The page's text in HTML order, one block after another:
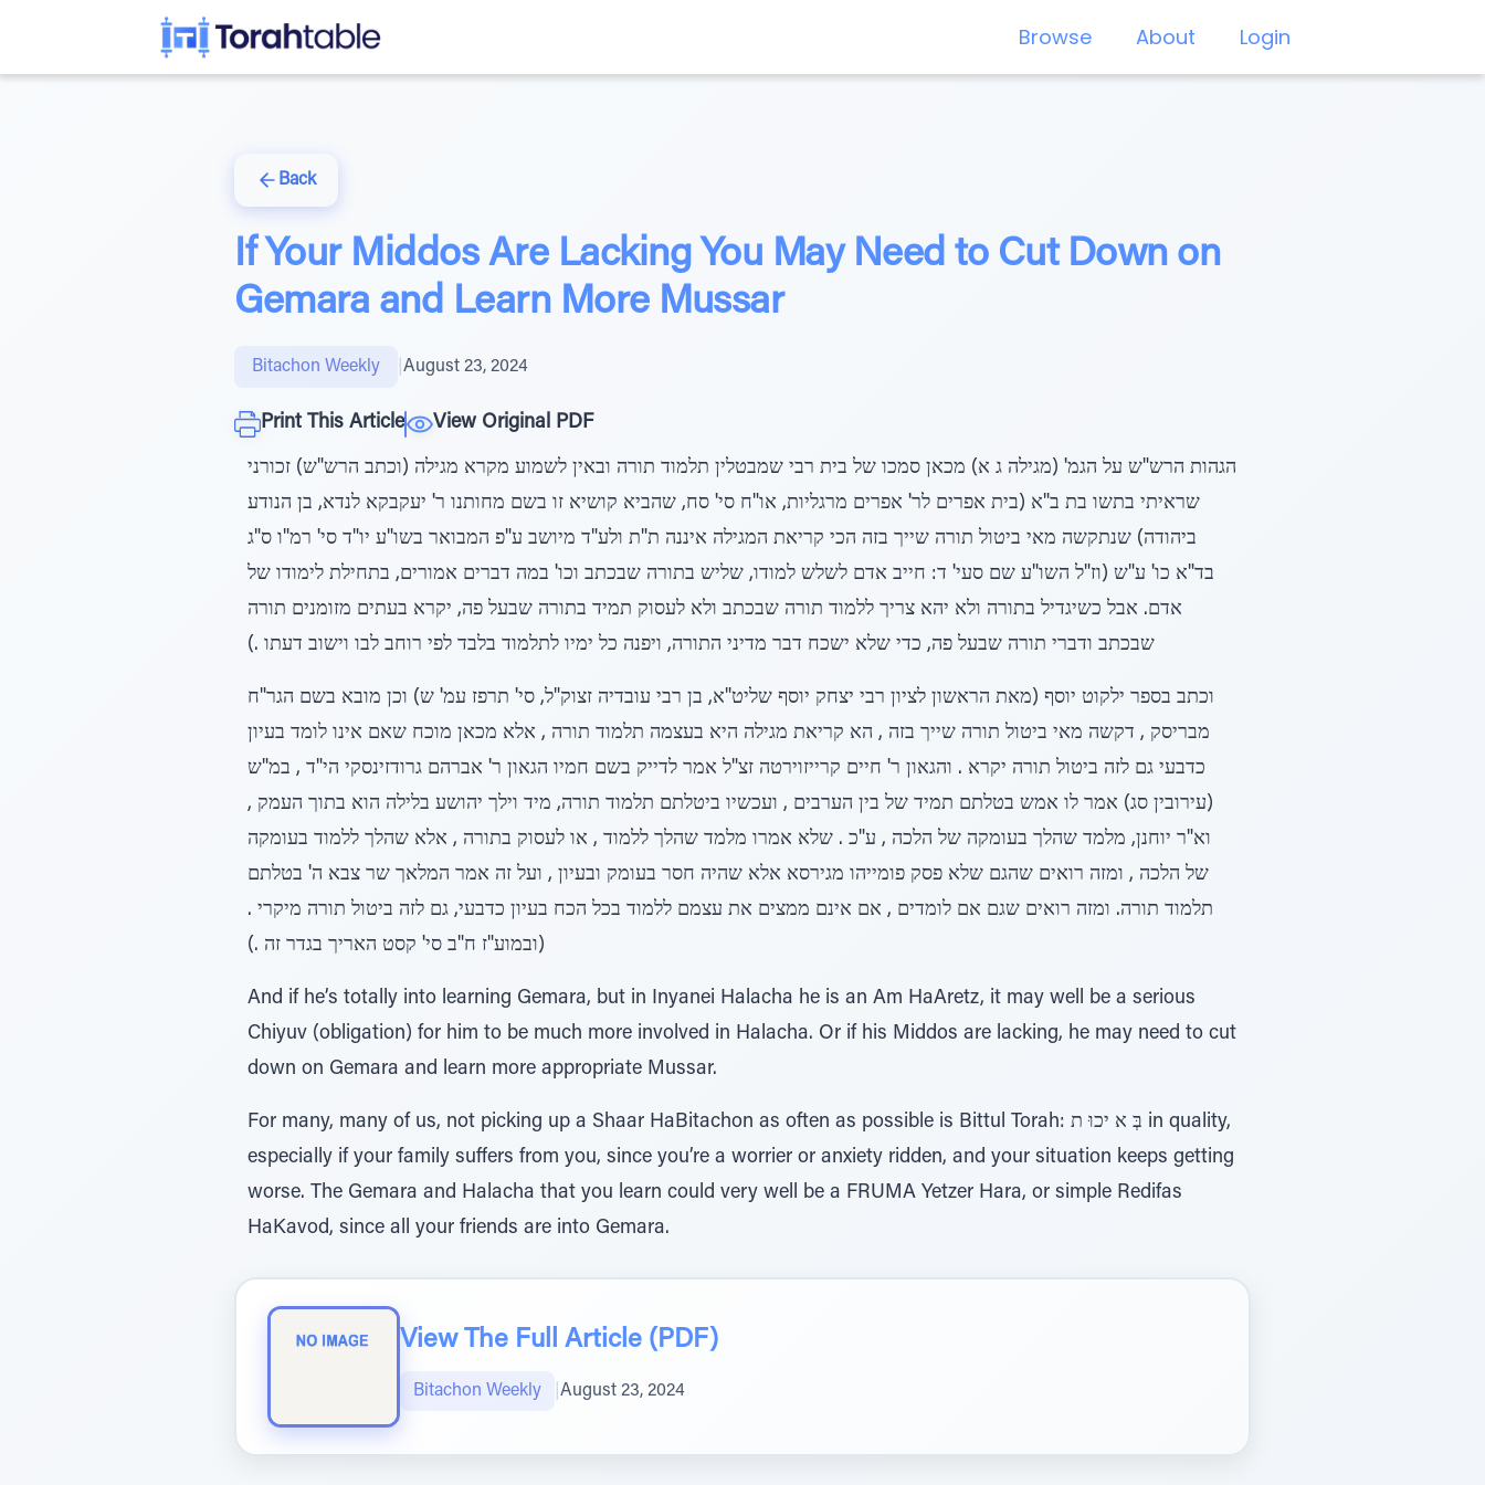
Browse About Login
Back
If Your Middos Are Lacking You May Need to Cut Down on
Gemara and Learn More Mussar
Bitachon Weekly August 23, 2024
Print This Article View Original PDF
הגהות הרש"ש על הגמ' (מגילה ג א) מכאן סמכו של בית רבי שמבטלין תלמוד תורה ובאין לשמוע מקרא מגילה (וכתב הרש"ש) זכורני
שראיתי בתשו בת ב"א (בית אפרים לר' אפרים מרגליות, או"ח סי' סח, שהביא קושיא זו בשם מחותנו ר' יעקבקא לנדא, בן הנודע
ביהודה) שנתקשה מאי ביטול תורה שייך בזה הכי קריאת המגילה איננה ת"ת ולע"ד מיושב ע"פ המבואר בשו"ע יו"ד סי' רמ"ו ס"ג
בד"א כו' ע"ש (וז"ל השו"ע שם סעי' ד: חייב אדם לשלש למודו, שליש בתורה שבכתב וכו' במה דברים אמורים, בתחילת לימודו של
אדם. אבל כשיגדיל בתורה ולא יהא צריך ללמוד תורה שבכתב ולא לעסוק תמיד בתורה שבעל פה, יקרא בעתים מזומנים תורה
שבכתב ודברי תורה שבעל פה, כדי שלא ישכח דבר מדיני התורה, ויפנה כל ימיו לתלמוד בלבד לפי רוחב לבו וישוב דעתו .)
וכתב בספר ילקוט יוסף (מאת הראשון לציון רבי יצחק יוסף שליט"א, בן רבי עובדיה זצוק"ל, סי' תרפז עמ' ש) וכן מובא בשם הגר"ח
מבריסק , דקשה מאי ביטול תורה שייך בזה , הא קריאת מגילה היא בעצמה תלמוד תורה , אלא מכאן מוכח שאם אינו לומד בעיון
כדבעי גם לזה ביטול תורה יקרא . והגאון ר' חיים קרייזוירטה זצ"ל אמר לדייק בשם חמיו הגאון ר' אברהם גרודזינסקי הי"ד , במ"ש
(עירובין סג) אמר לו אמש בטלתם תמיד של בין הערבים , ועכשיו ביטלתם תלמוד תורה, מיד וילך יהושע בלילה הוא בתוך העמק ,
וא"ר יוחנן, מלמד שהלך בעומקה של הלכה , ע"כ . שלא אמרו מלמד שהלך ללמוד , או לעסוק בתורה , אלא שהלך ללמוד בעומקה
של הלכה , ומזה רואים שהגם שלא פסק פומייהו מגירסא אלא שהיה חסר בעומק ובעיון , ועל זה אמר המלאך שר צבא ה' בטלתם
תלמוד תורה. ומזה רואים שגם אם לומדים , אם אינם ממצים את עצמם ללמוד בכל הכח בעיון כדבעי, גם לזה ביטול תורה מיקרי .
(ובמוע"ז ח"ב סי' קסט האריך בגדר זה .)
And if he’s totally into learning Gemara, but in Inyanei Halacha he is an Am HaAretz, it may well be a serious
Chiyuv (obligation) for him to be much more involved in Halacha. Or if his Middos are lacking, he may need to cut
down on Gemara and learn more appropriate Mussar.
For many, many of us, not picking up a Shaar HaBitachon as often as possible is Bittul Torah: בְּ א יכוּ ת in quality,
especially if your family suffers from you, since you’re a worrier or anxiety ridden, and your situation keeps getting
worse. The Gemara and Halacha that you learn could very well be a FRUMA Yetzer Hara, or simple Redifas
HaKavod, since all your friends are into Gemara.
View The Full Article (PDF)
Bitachon Weekly August 23, 2024